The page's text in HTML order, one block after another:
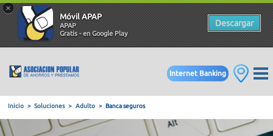
×
Móvil APAP
APAP
Gratis - en Google Play
Descargar
Internet Banking